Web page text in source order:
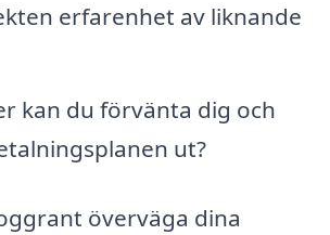
erfarenhet av liknande
kan du förvänta dig och
ut?
överväga dina